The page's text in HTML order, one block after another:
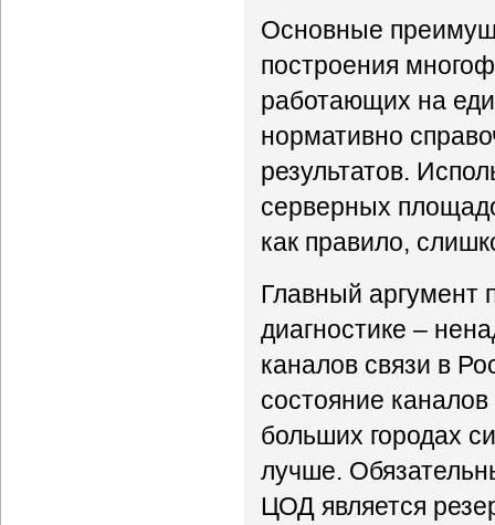
Основные
построения
работающих на
нормативно
результатов.
серверных
как правило,
Главный аргумент
диагностике –
каналов связи в
состояние
больших городах
лучше.
ЦОД является